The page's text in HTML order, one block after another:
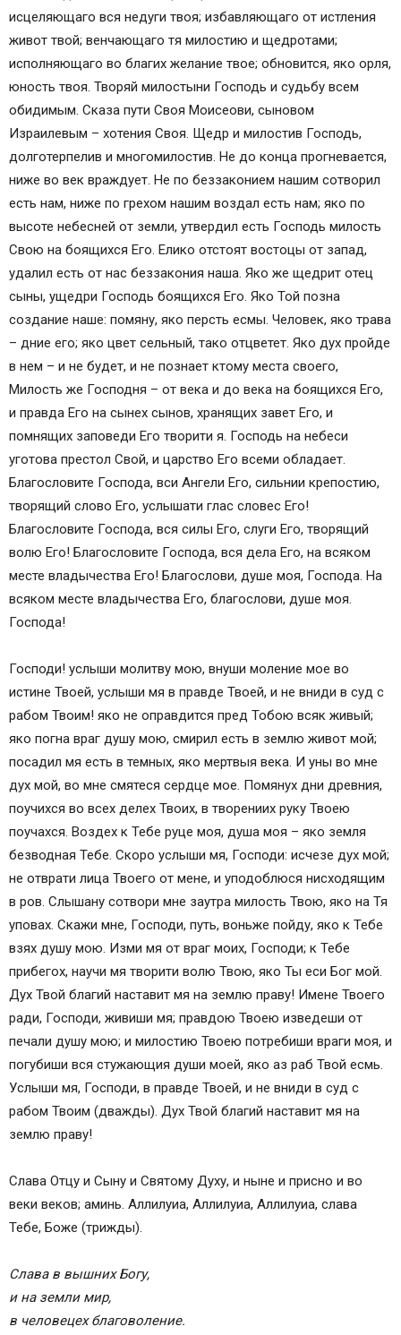
исцеляющаго вся недуги твоя; избавляющаго от истления
живот твой; венчающаго тя милостию и щедротами;
исполняющаго во благих желание твое; обновится, яко орля,
юность твоя. Творяй милостыни Господь и судьбу всем
обидимым. Сказа пути Своя Моисеови, сыновом
Израилевым – хотения Своя. Щедр и милостив Господь,
долготерпелив и многомилостив. Не до конца прогневается,
ниже во век враждует. Не по беззаконием нашим сотворил
есть нам, ниже по грехом нашим воздал есть нам; яко по
высоте небесней от земли, утвердил есть Господь милость
Свою на боящихся Его. Елико отстоят востоцы от запад,
удалил есть от нас беззакония наша. Яко же щедрит отец
сыны, ущедри Господь боящихся Его. Яко Той позна
создание наше: помяну, яко персть есмы. Человек, яко трава
– дние его; яко цвет сельный, тако отцветет. Яко дух пройде
в нем – и не будет, и не познает ктому места своего,
Милость же Господня – от века и до века на боящихся Его,
и правда Его на сынех сынов, хранящих завет Его, и
помнящих заповеди Его творити я. Господь на небеси
уготова престол Свой, и царство Его всеми обладает.
Благословите Господа, вси Ангели Его, сильнии крепостию,
творящий слово Его, услышати глас словес Его!
Благословите Господа, вся силы Его, слуги Его, творящий
волю Его! Благословите Господа, вся дела Его, на всяком
месте владычества Его! Благослови, душе моя, Господа. На
всяком месте владычества Его, благослови, душе моя.
Господа!
Господи! услыши молитву мою, внуши моление мое во
истине Твоей, услыши мя в правде Твоей, и не вниди в суд с
рабом Твоим! яко не оправдится пред Тобою всяк живый;
яко погна враг душу мою, смирил есть в землю живот мой;
посадил мя есть в темных, яко мертвыя века. И уны во мне
дух мой, во мне смятеся сердце мое. Помянух дни древния,
поучихся во всех делех Твоих, в творениих руку Твоею
поучахся. Воздех к Тебе руце моя, душа моя – яко земля
безводная Тебе. Скоро услыши мя, Господи: исчезе дух мой;
не отврати лица Твоего от мене, и уподоблюся нисходящим
в ров. Слышану сотвори мне заутра милость Твою, яко на Тя
уповах. Скажи мне, Господи, путь, воньже пойду, яко к Тебе
взях душу мою. Изми мя от враг моих, Господи; к Тебе
прибегох, научи мя творити волю Твою, яко Ты еси Бог мой.
Дух Твой благий наставит мя на землю праву! Имене Твоего
ради, Господи, живиши мя; правдою Твоею изведеши от
печали душу мою; и милостию Твоею потребиши враги моя, и
погубиши вся стужающия души моей, яко аз раб Твой есмь.
Услыши мя, Господи, в правде Твоей, и не вниди в суд с
рабом Твоим (дважды). Дух Твой благий наставит мя на
землю праву!
Слава Отцу и Сыну и Святому Духу, и ныне и присно и во
веки веков; аминь. Аллилуиа, Аллилуиа, Аллилуиа, слава
Тебе, Боже (трижды).
Слава в вышних Богу,
и на земли мир,
в человецех благоволение.